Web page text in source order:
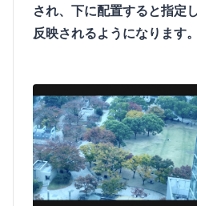
され、下に配置すると指定
反映されるようになります。